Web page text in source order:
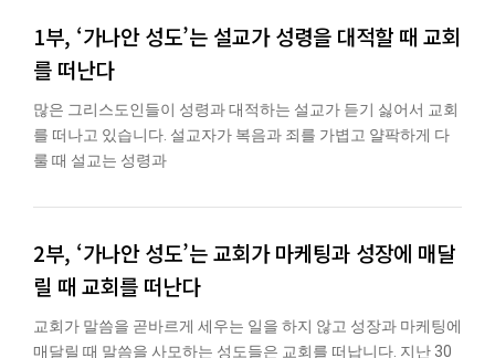
1부, ‘가나안 성도’는 설교가 성령을 대적할 때 교회
를 떠난다
많은 그리스도인들이 성령과 대적하는 설교가 듣기 싫어서 교회
를 떠나고 있습니다. 설교자가 복음과 죄를 가볍고 얄팍하게 다
룰 때 설교는 성령과
2부, ‘가나안 성도’는 교회가 마케팅과 성장에 매달
릴 때 교회를 떠난다
교회가 말씀을 곧바르게 세우는 일을 하지 않고 성장과 마케팅에
매달릴 때 말씀을 사모하는 성도들은 교회를 떠납니다. 지난 30